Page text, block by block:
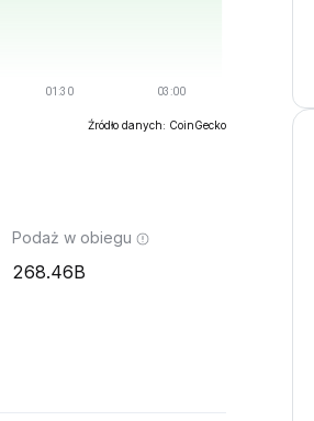
Źródło danych: CoinGecko
Podaż w obiegu
268.46B